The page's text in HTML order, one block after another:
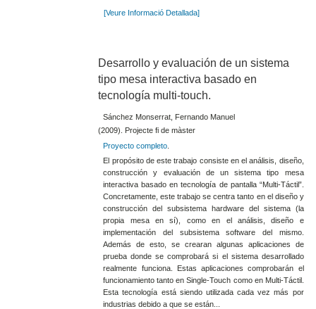
[Veure Informació Detallada]
Desarrollo y evaluación de un sistema
tipo mesa interactiva basado en
tecnología multi-touch.
Sánchez Monserrat, Fernando Manuel
(2009). Projecte fi de màster
Proyecto completo
El propósito de este trabajo consiste en el análisis, diseño,
construcción y evaluación de un sistema tipo mesa
interactiva basado en tecnología de pantalla “Multi-Táctil”.
Concretamente, este trabajo se centra tanto en el diseño y
construcción del subsistema hardware del sistema (la
propia mesa en sí), como en el análisis, diseño e
implementación del subsistema software del mismo.
Además de esto, se crearan algunas aplicaciones de
prueba donde se comprobará si el sistema desarrollado
realmente funciona. Estas aplicaciones comprobarán el
funcionamiento tanto en Single-Touch como en Multi-Táctil.
Esta tecnología está siendo utilizada cada vez más por
industrias debido a que se están...